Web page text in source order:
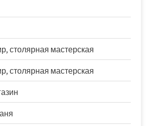
столярная мастерская
столярная мастерская